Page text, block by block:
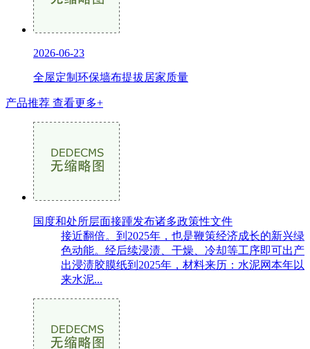
2026-06-23
全屋定制环保墙布提拔居家质量
产品推荐 查看更多+
国度和处所层面接踵发布诸多政策性文件
接近翻倍。到2025年，也是鞭策经济成长的新兴绿
色动能。经后续浸渍、干燥、冷却等工序即可出产
出浸渍胶膜纸到2025年，材料来历：水泥网本年以
来水泥...